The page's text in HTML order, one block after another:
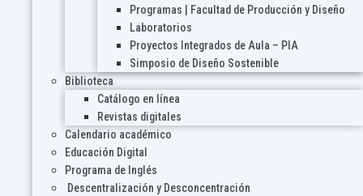
Programas | Facultad de Producción y Diseño
Laboratorios
Proyectos Integrados de Aula – PIA
Simposio de Diseño Sostenible
Biblioteca
Catálogo en línea
Revistas digitales
Calendario académico
Educación Digital
Programa de Inglés
Descentralización y Desconcentración